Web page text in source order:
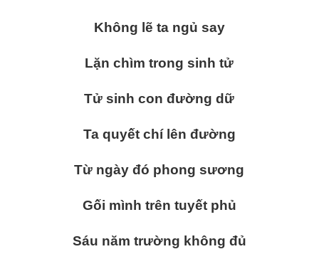
Không lẽ ta ngủ say
Lặn chìm trong sinh tử
Tử sinh con đường dữ
Ta quyết chí lên đường
Từ ngày đó phong sương
Gối mình trên tuyết phủ
Sáu năm trường không đủ